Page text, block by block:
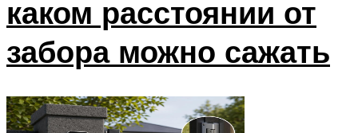
каком расстоянии от
забора можно сажать